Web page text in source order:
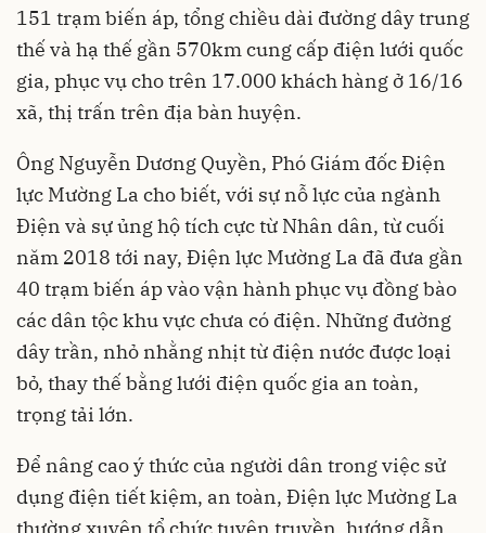
151 trạm biến áp, tổng chiều dài đường dây trung
thế và hạ thế gần 570km cung cấp điện lưới quốc
gia, phục vụ cho trên 17.000 khách hàng ở 16/16
xã, thị trấn trên địa bàn huyện.
Ông Nguyễn Dương Quyền, Phó Giám đốc Điện
lực Mường La cho biết, với sự nỗ lực của ngành
Điện và sự ủng hộ tích cực từ Nhân dân, từ cuối
năm 2018 tới nay, Điện lực Mường La đã đưa gần
40 trạm biến áp vào vận hành phục vụ đồng bào
các dân tộc khu vực chưa có điện. Những đường
dây trần, nhỏ nhằng nhịt từ điện nước được loại
bỏ, thay thế bằng lưới điện quốc gia an toàn,
trọng tải lớn.
Để nâng cao ý thức của người dân trong việc sử
dụng điện tiết kiệm, an toàn, Điện lực Mường La
thường xuyên tổ chức tuyên truyền, hướng dẫn